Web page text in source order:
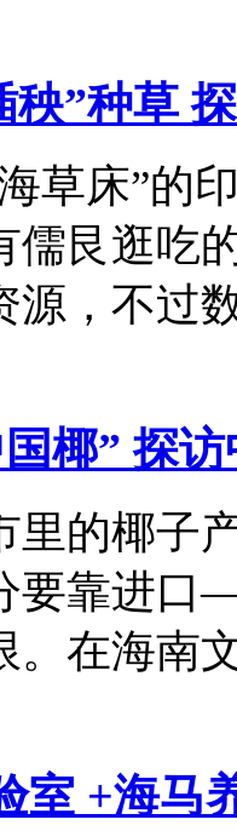
秧”种草
草床”的
儒艮逛吃
源，不
椰” 探
里的椰子
要靠进口
。在海
室 +海马